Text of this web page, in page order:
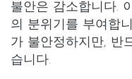
불안은 감소합니다.
의 분위기를 부여합
가 불안정하지만, 반
습니다.